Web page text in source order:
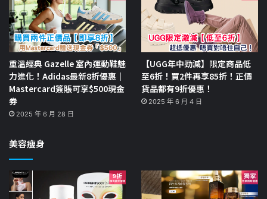
重溫經典 Gazelle 室內運動鞋魅
力進化！Adidas最新8折優惠｜
Mastercard簽賬可享$500現金
券
2025 年 6 月 28 日
【UGG年中勁減】限定商品低
至6折！買2件再享85折！正價
貨品都有9折優惠！
2025 年 6 月 4 日
美容瘦身